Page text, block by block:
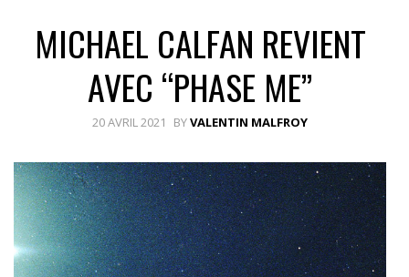
MICHAEL CALFAN REVIENT
AVEC “PHASE ME”
20 AVRIL 2021 BYVALENTIN MALFROY